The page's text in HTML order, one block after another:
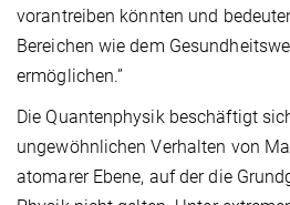
vorantreiben könnten und
Bereichen wie dem
ermöglichen.”
Die Quantenphysik beschäftigt
ungewöhnlichen Verhalten von
atomarer Ebene, auf der die